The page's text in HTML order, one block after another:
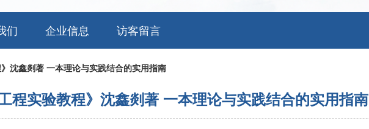
们 企业信息 访客留言
》沈鑫剡著 一本理论与实践结合的实用指南
程实验教程》沈鑫剡著 一本理论与实践结合的实用指南